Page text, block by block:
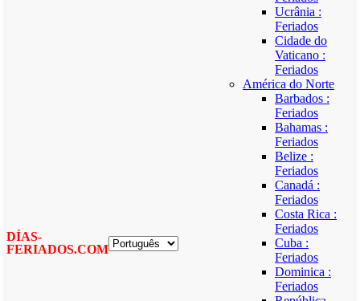
DÍAS-
FERIADOS.COM
Ucrânia :
Feriados
Cidade do
Vaticano :
Feriados
América do Norte
Barbados :
Feriados
Bahamas :
Feriados
Belize :
Feriados
Canadá :
Feriados
Costa Rica :
Feriados
Cuba :
Feriados
Dominica :
Feriados